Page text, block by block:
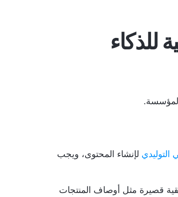
للذكاء
لإنشاء المحتوى، ويجب
قصيرة مثل أوصاف المنتجات